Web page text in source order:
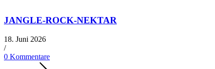
JANGLE-ROCK-NEKTAR
18. Juni 2026
/
0 Kommentare